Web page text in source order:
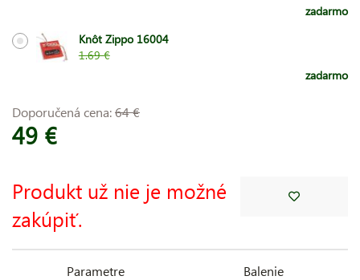
zadarmo
Knôt Zippo 16004
1.69 €
zadarmo
Doporučená cena:64 €
49 €
Produkt už nie je možné
zakúpiť.
Parametre Balenie